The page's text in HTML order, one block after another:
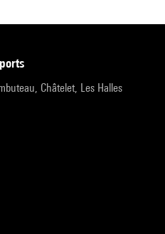
Châtelet, Les Halles